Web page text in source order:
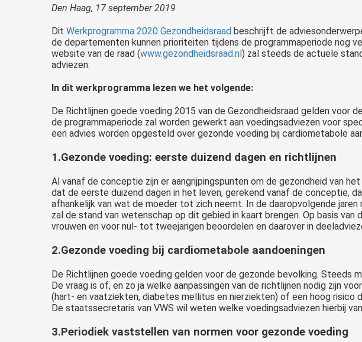
Den Haag, 17 september 2019
Dit Werkprogramma 2020 Gezondheidsraad beschrijft de
de departementen kunnen prioriteiten tijdens de programmaperiode nog
website van de raad (www.gezondheidsraad.nl) zal steeds de actuele
adviezen.
In dit werkprogramma lezen we het volgende:
De Richtlijnen goede voeding 2015 van de Gezondheidsraad gelden voor
de programmaperiode zal worden gewerkt aan voedingsadviezen voor
een advies worden opgesteld over gezonde voeding bij cardiometabole
1.Gezonde voeding: eerste duizend dagen en richtlijnen
Al vanaf de conceptie zijn er aangrijpingspunten om de gezondheid van
dat de eerste duizend dagen in het leven, gerekend vanaf de conceptie,
afhankelijk van wat de moeder tot zich neemt. In de daaropvolgende
zal de stand van wetenschap op dit gebied in kaart brengen. Op basis
vrouwen en voor nul- tot tweejarigen beoordelen en daarover in
2.Gezonde voeding bij cardiometabole aandoeningen
De Richtlijnen goede voeding gelden voor de gezonde bevolking. Steeds
De vraag is of, en zo ja welke aanpassingen van de richtlijnen nodig zijn
(hart- en vaatziekten, diabetes mellitus en nierziekten) of een hoog risico
De staatssecretaris van VWS wil weten welke voedingsadviezen hierbij
3.Periodiek vaststellen van normen voor gezonde voeding